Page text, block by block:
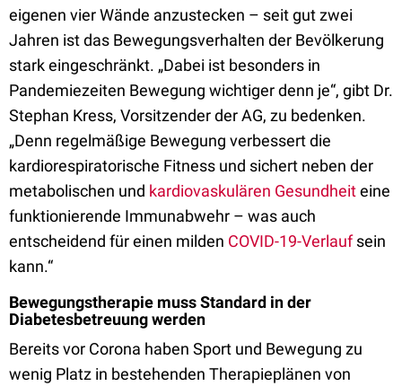
eigenen vier Wände anzustecken – seit gut zwei
Jahren ist das Bewegungsverhalten der Bevölkerung
stark eingeschränkt. „Dabei ist besonders in
Pandemiezeiten Bewegung wichtiger denn je“, gibt Dr.
Stephan Kress, Vorsitzender der AG, zu bedenken.
„Denn regelmäßige Bewegung verbessert die
kardiorespiratorische Fitness und sichert neben der
metabolischen und kardiovaskulären Gesundheiteine
funktionierende Immunabwehr – was auch
entscheidend für einen milden COVID-19-Verlaufsein
kann.“
Bewegungstherapie muss Standard in der
Diabetesbetreuung werden
Bereits vor Corona haben Sport und Bewegung zu
wenig Platz in bestehenden Therapieplänen von